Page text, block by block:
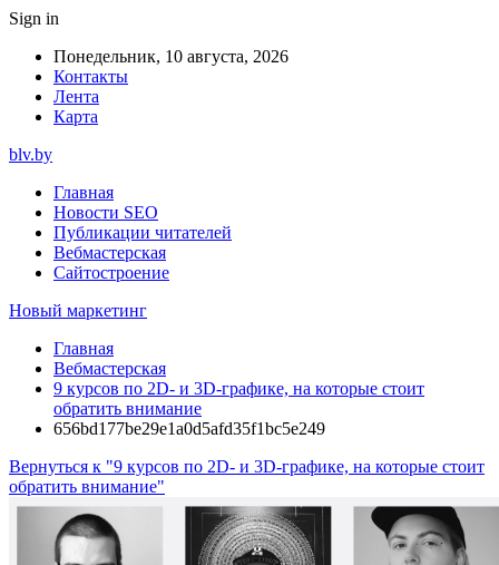
Sign in
Понедельник, 10 августа, 2026
Контакты
Лента
Карта
blv.by
Главная
Новости SEO
Публикации читателей
Вебмастерская
Сайтостроение
Новый маркетинг
Главная
Вебмастерская
9 курсов по 2D- и 3D-графике, на которые стоит
обратить внимание
656bd177be29e1a0d5afd35f1bc5e249
Вернуться к "9 курсов по 2D- и 3D-графике, на которые стоит
обратить внимание"